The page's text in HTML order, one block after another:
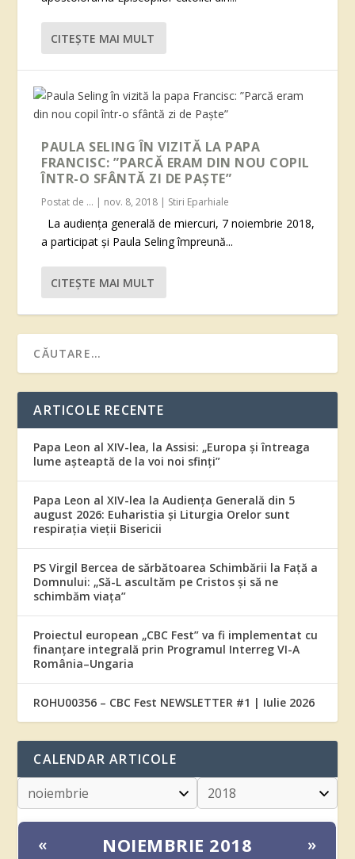
CITEŞTE MAI MULT
PAULA SELING ÎN VIZITĂ LA PAPA
FRANCISC: ”PARCĂ ERAM DIN NOU COPIL
ÎNTR-O SFÂNTĂ ZI DE PAȘTE”
Postat de ... | nov. 8, 2018 | Stiri Eparhiale
La audiența generală de miercuri, 7 noiembrie 2018,
a participat și Paula Seling împreună...
CITEŞTE MAI MULT
ARTICOLE RECENTE
Papa Leon al XIV-lea, la Assisi: „Europa și întreaga
lume așteaptă de la voi noi sfinți”
Papa Leon al XIV-lea la Audiența Generală din 5
august 2026: Euharistia și Liturgia Orelor sunt
respirația vieții Bisericii
PS Virgil Bercea de sărbătoarea Schimbării la Față a
Domnului: „Să-L ascultăm pe Cristos și să ne
schimbăm viața”
Proiectul european „CBC Fest” va fi implementat cu
finanțare integrală prin Programul Interreg VI-A
România–Ungaria
ROHU00356 – CBC Fest NEWSLETTER #1 | Iulie 2026
CALENDAR ARTICOLE
« NOIEMBRIE 2018 »